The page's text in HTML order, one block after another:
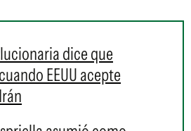
dice que
EEUU acepte